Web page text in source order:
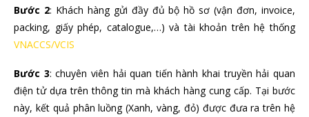
Bước 2: Khách hàng gửi đầy đủ bộ hồ sơ (vận đơn, invoice,
packing, giấy phép, catalogue,…) và tài khoản trên hệ thống
VNACCS/VCIS
Bước 3: chuyên viên hải quan tiến hành khai truyền hải quan
điện tử dựa trên thông tin mà khách hàng cung cấp. Tại bước
này, kết quả phân luồng (Xanh, vàng, đỏ) được đưa ra trên hệ